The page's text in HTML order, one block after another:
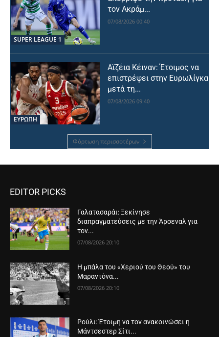
SUPER LEAGUE 1
τον Ακράμ...
07/08/2026 00:40
ΕΥΡΩΠΗ
Αϊζέια Κέιναν: Έτοιμος να
επιστρέψει στην Ευρωλίγκα
μετά τη...
07/08/2026 09:40
Φόρτωση περισσοτέρων
EDITOR PICKS
Γαλατασαράι: Ξεκίνησε
διαπραγματεύσεις με την Άρσεναλ για
τον...
07/08/2026 20:10
Η μπάλα του «Χεριού του Θεού» του
Μαραντόνα...
07/08/2026 20:10
Ρούλι: Έτοιμη να τον ανακοινώσει η
Μάντσεστερ Σίτι...